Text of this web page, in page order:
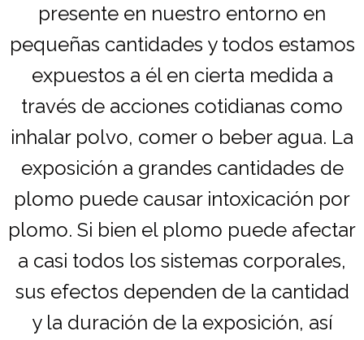
presente en nuestro entorno en
pequeñas cantidades y todos estamos
expuestos a él en cierta medida a
través de acciones cotidianas como
inhalar polvo, comer o beber agua. La
exposición a grandes cantidades de
plomo puede causar intoxicación por
plomo. Si bien el plomo puede afectar
a casi todos los sistemas corporales,
sus efectos dependen de la cantidad
y la duración de la exposición, así